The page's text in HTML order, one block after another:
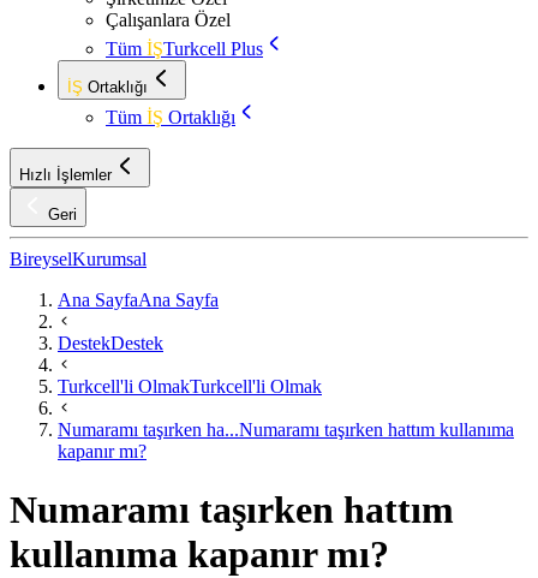
Çalışanlara Özel
Tüm İŞTurkcell Plus
İŞ Ortaklığı
Tüm İŞ Ortaklığı
Hızlı İşlemler
Geri
BireyselKurumsal
Ana SayfaAna Sayfa
DestekDestek
Turkcell'li OlmakTurkcell'li Olmak
Numaramı taşırken ha...Numaramı taşırken hattım kullanıma
kapanır mı?
Numaramı taşırken hattım
kullanıma kapanır mı?